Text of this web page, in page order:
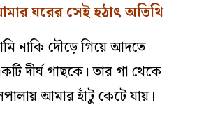
ঘরের সেই হঠাৎ অতিথি
নাকি দৌড়ে গিয়ে আদতে
দীর্ঘ গাছকে। তার গা থেকে
আমার হাঁটু কেটে যায়।